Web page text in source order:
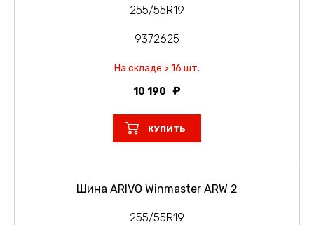
255/55R19
9372625
На складе > 16 шт.
10 190
КУПИТЬ
Шина ARIVO Winmaster ARW 2
255/55R19